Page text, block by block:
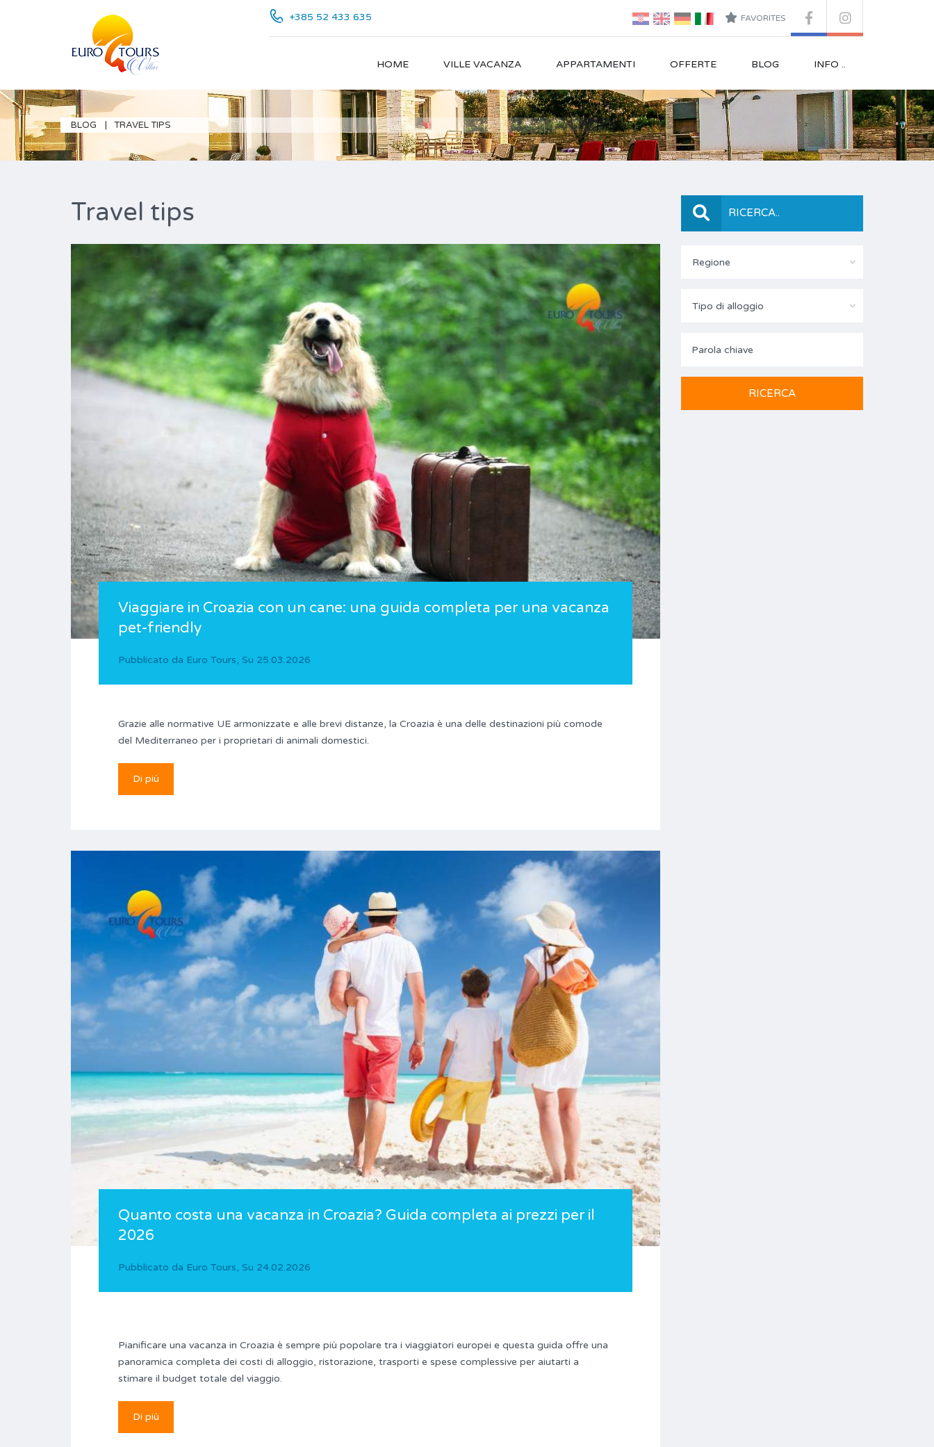
FAVORITES
+385 52 433 635
HOME VILLE VACANZA APPARTAMENTI OFFERTE BLOG INFO ..
BLOG TRAVEL TIPS
Travel tips
Viaggiare in Croazia con un cane: una guida completa per una vacanza
pet-friendly
Pubblicato da Euro Tours, Su 25.03.2026
Grazie alle normative UE armonizzate e alle brevi distanze, la Croazia è una delle destinazioni più comode
del Mediterraneo per i proprietari di animali domestici.
Di più
Quanto costa una vacanza in Croazia? Guida completa ai prezzi per il
2026
Pubblicato da Euro Tours, Su 24.02.2026
Pianificare una vacanza in Croazia è sempre più popolare tra i viaggiatori europei e questa guida offre una
panoramica completa dei costi di alloggio, ristorazione, trasporti e spese complessive per aiutarti a
stimare il budget totale del viaggio.
Di più
RICERCA..
Regione
Tipo di alloggio